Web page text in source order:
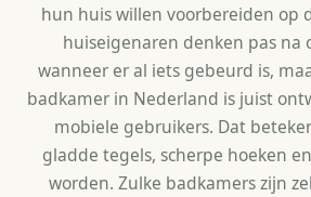
hun huis willen voorbereiden op
huiseigenaren denken pas na
wanneer er al iets gebeurd is,
badkamer in Nederland is juist
mobiele gebruikers. Dat
gladde tegels, scherpe hoeken
worden. Zulke badkamers zijn